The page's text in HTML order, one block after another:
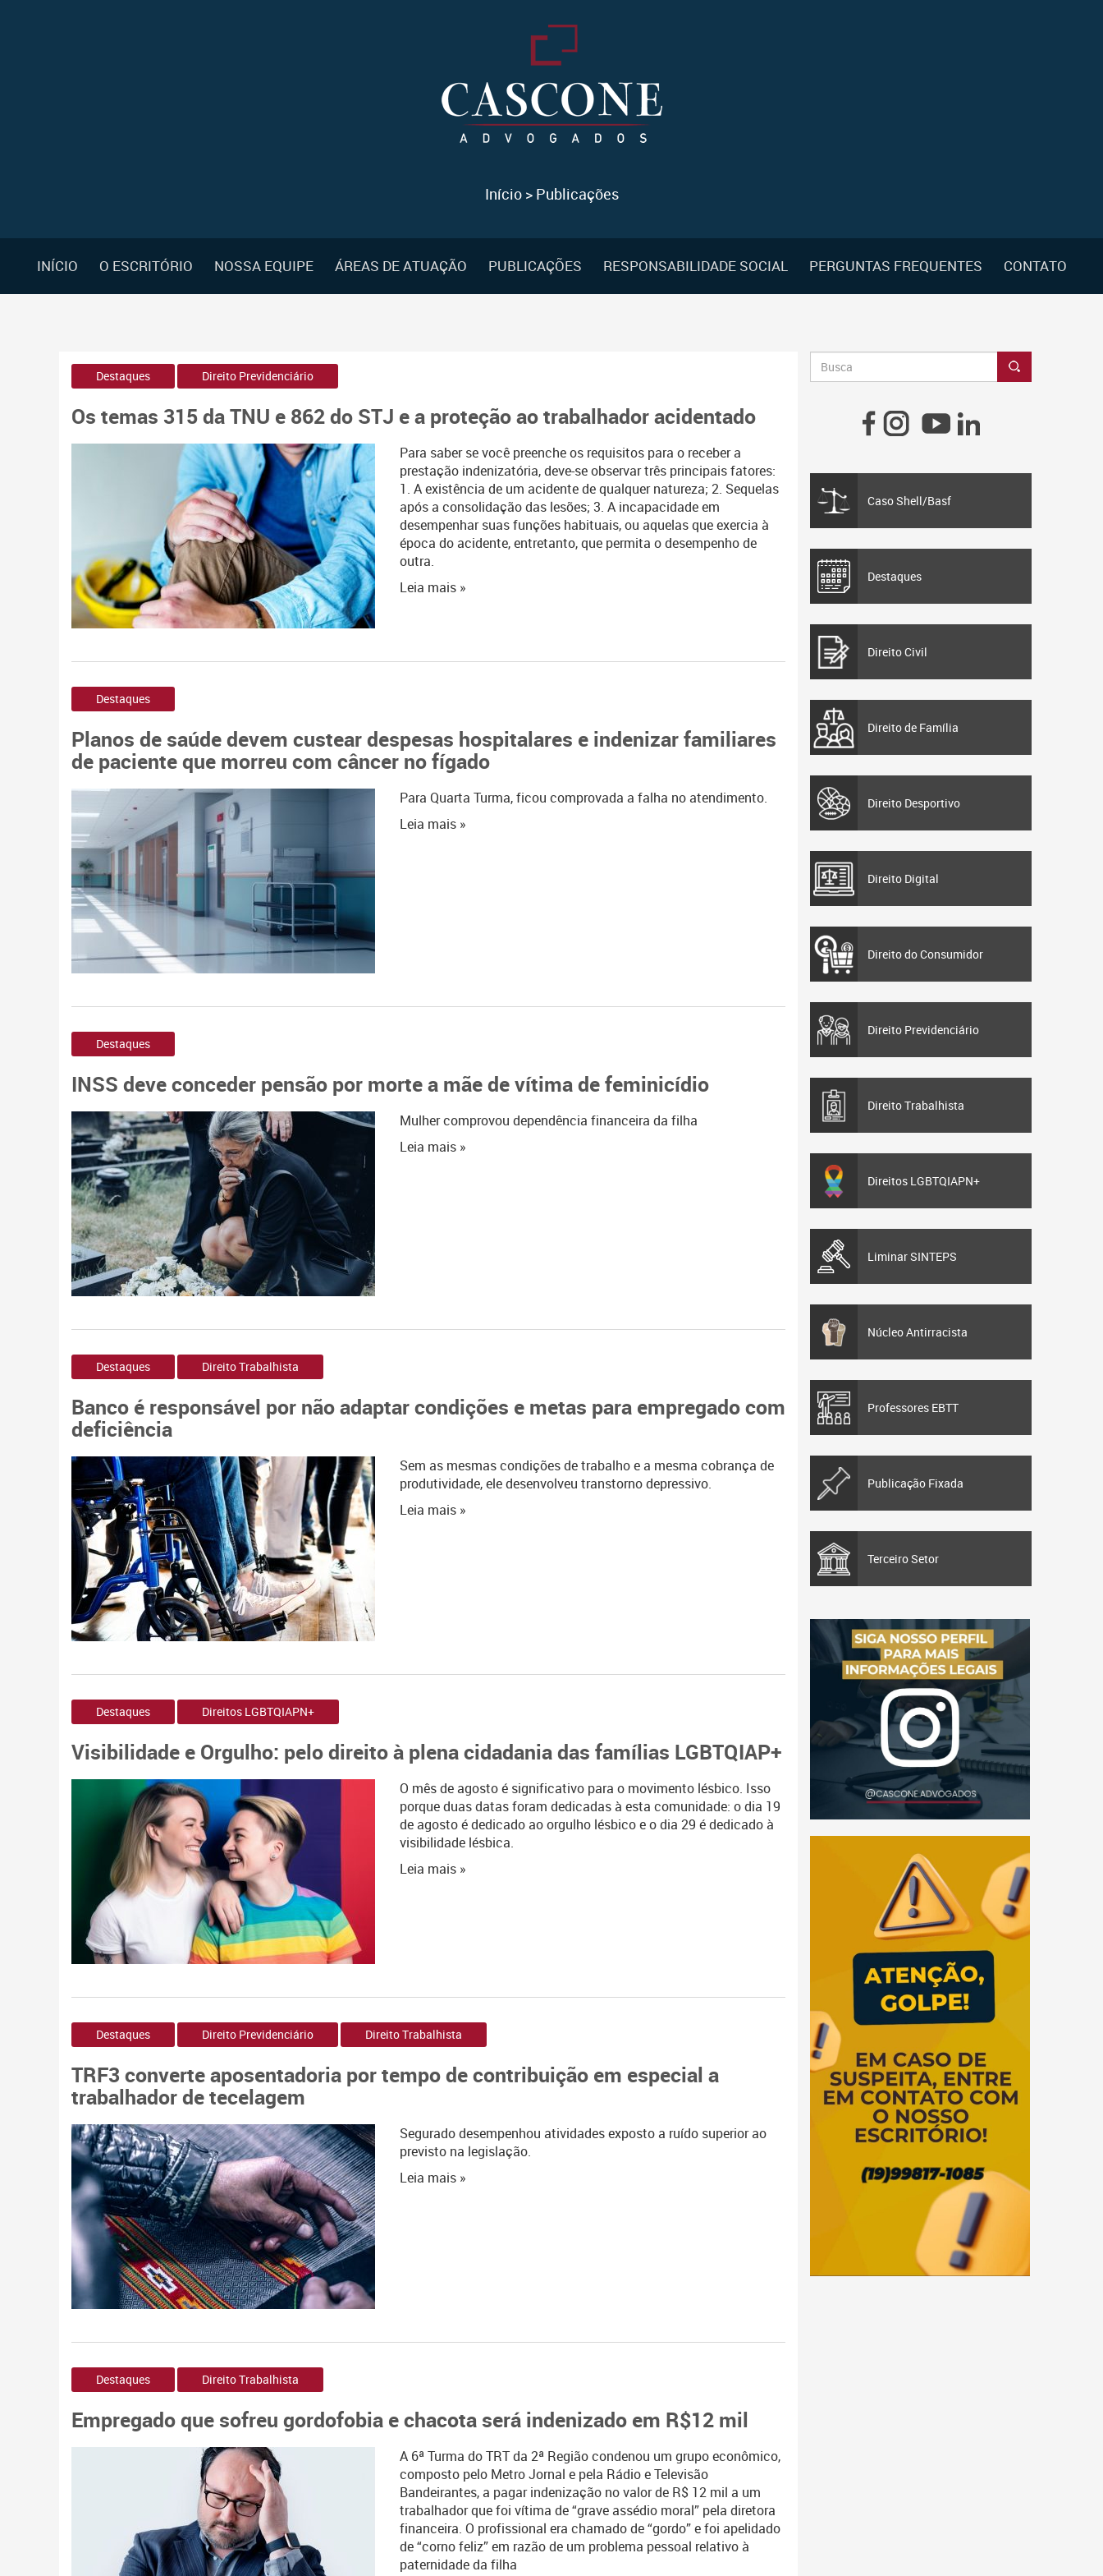
Início> Publicações
INÍCIO O ESCRITÓRIO NOSSA EQUIPE ÁREAS DE ATUAÇÃO PUBLICAÇÕES RESPONSABILIDADE SOCIAL PERGUNTAS FREQUENTES CONTATO
Destaques Direito Previdenciário
Os temas 315 da TNU e 862 do STJ e a proteção ao trabalhador acidentado
Para saber se você preenche os requisitos para o receber a
prestação indenizatória, deve-se observar três principais fatores:
1. A existência de um acidente de qualquer natureza; 2. Sequelas
após a consolidação das lesões; 3. A incapacidade em
desempenhar suas funções habituais, ou aquelas que exercia à
época do acidente, entretanto, que permita o desempenho de
outra.
Leia mais »
Destaques
Planos de saúde devem custear despesas hospitalares e indenizar familiares
de paciente que morreu com câncer no fígado
Para Quarta Turma, ficou comprovada a falha no atendimento.
Leia mais »
Destaques
INSS deve conceder pensão por morte a mãe de vítima de feminicídio
Mulher comprovou dependência financeira da filha
Leia mais »
Destaques Direito Trabalhista
Banco é responsável por não adaptar condições e metas para empregado com
deficiência
Sem as mesmas condições de trabalho e a mesma cobrança de
produtividade, ele desenvolveu transtorno depressivo.
Leia mais »
Destaques Direitos LGBTQIAPN+
Visibilidade e Orgulho: pelo direito à plena cidadania das famílias LGBTQIAP+
O mês de agosto é significativo para o movimento lésbico. Isso
porque duas datas foram dedicadas à esta comunidade: o dia 19
de agosto é dedicado ao orgulho lésbico e o dia 29 é dedicado à
visibilidade lésbica.
Leia mais »
Destaques Direito Previdenciário Direito Trabalhista
TRF3 converte aposentadoria por tempo de contribuição em especial a
trabalhador de tecelagem
Segurado desempenhou atividades exposto a ruído superior ao
previsto na legislação.
Leia mais »
Destaques Direito Trabalhista
Empregado que sofreu gordofobia e chacota será indenizado em R$12 mil
A 6ª Turma do TRT da 2ª Região condenou um grupo econômico,
composto pelo Metro Jornal e pela Rádio e Televisão
Bandeirantes, a pagar indenização no valor de R$ 12 mil a um
trabalhador que foi vítima de “grave assédio moral” pela diretora
financeira. O profissional era chamado de “gordo” e foi apelidado
de “corno feliz” em razão de um problema pessoal relativo à
paternidade da filha
Caso Shell/Basf
Destaques
Direito Civil
Direito de Família
Direito Desportivo
Direito Digital
Direito do Consumidor
Direito Previdenciário
Direito Trabalhista
Direitos LGBTQIAPN+
Liminar SINTEPS
Núcleo Antirracista
Professores EBTT
Publicação Fixada
Terceiro Setor